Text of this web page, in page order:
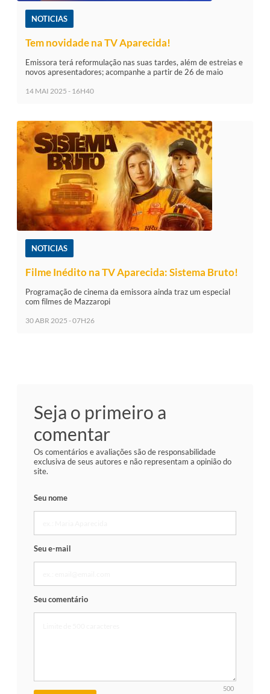
NOTICIAS
Tem novidade na TV Aparecida!
Emissora terá reformulação nas suas tardes, além de estreias e
novos apresentadores; acompanhe a partir de 26 de maio
14 MAI 2025 - 16H40
NOTICIAS
Filme Inédito na TV Aparecida: Sistema Bruto!
Programação de cinema da emissora ainda traz um especial
com filmes de Mazzaropi
30 ABR 2025 - 07H26
Seja o primeiro a
comentar
Os comentários e avaliações são de responsabilidade
exclusiva de seus autores e não representam a opinião do
site.
Seu nome
Seu e-mail
Seu comentário
500